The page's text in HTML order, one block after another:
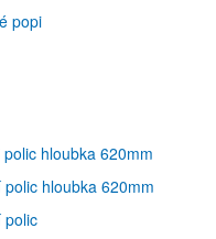
popi
hloubka 620mm
hloubka 620mm
polic